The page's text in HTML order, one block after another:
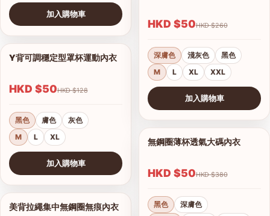
加入購物車
1/6
查看圖片
Y背可調穩定型罩杯運動內衣
HKD $50 HKD $128
黑色 膚色
灰色
M
L XL
加入購物車
1/7
查看圖片
美背拉繩集中無鋼圈無痕內衣
HKD $50 HKD $260
深膚色 淺灰色
黑色
M
L XL XXL
加入購物車
查看圖片
無鋼圈薄杯透氣大碼內衣
HKD $50 HKD $380
黑色
深膚色
English